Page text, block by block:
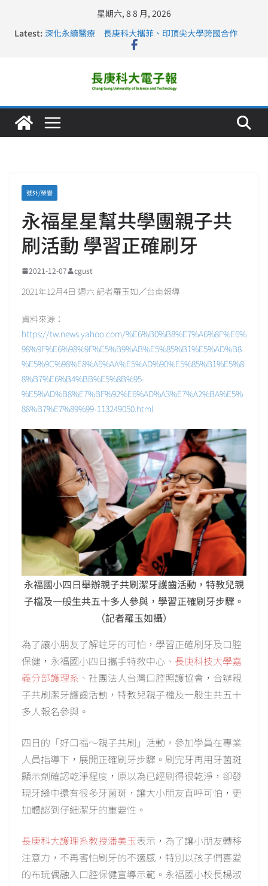
星期六, 8 8 月, 2026
Latest: 深化永續醫療 長庚科大攜菲、印頂尖大學跨國合作
長庚科大訪凱瑟醫療集團、美容學校收穫豐
仁德醫專與長庚科大締結策略聯盟 培育護理尖兵
長庚科大連四年穩居《遠見》醫學大學第5名 辦學實力再
號外/榮譽
永福星星幫共學團親子共
刷活動 學習正確刷牙
2021-12-07 cgust
2021年12月4日 週六 記者羅玉如／台南報導
資料來源：
https://tw.news.yahoo.com/%E6%B0%B8%E7%A6%8F%E6%
98%9F%E6%98%9F%E5%B9%AB%E5%85%B1%E5%AD%B8
%E5%9C%98%E8%A6%AA%E5%AD%90%E5%85%B1%E5%8
8%B7%E6%B4%BB%E5%8B%95-
%E5%AD%B8%E7%BF%92%E6%AD%A3%E7%A2%BA%E5%
88%B7%E7%89%99-113249050.html
永福國小四日舉辦親子共刷潔牙護齒活動，特教兒親
子檔及一般生共五十多人參與，學習正確刷牙步驟。
（記者羅玉如攝）
為了讓小朋友了解蛀牙的可怕，學習正確刷牙及口腔
保健，永福國小四日攜手特教中心、 長庚科技大學嘉
義分部護理系 、社團法人台灣口腔照護協會，合辦親
子共刷潔牙護齒活動，特教兒親子檔及一般生共五十
多人報名參與。
四日的「好口福～親子共刷」活動，參加學員在專業
人員指導下，展開正確刷牙步驟。刷完牙再用牙菌斑
顯示劑確認乾淨程度，原以為已經刷得很乾淨，卻發
現牙縫中還有很多牙菌斑，讓大小朋友直呼可怕，更
加體認到仔細潔牙的重要性。
長庚科大護理系教授潘美玉表示，為了讓小朋友轉移
注意力，不再害怕刷牙的不適感，特別以孩子們喜愛
的布玩偶融入口腔保健宣導示範。永福國小校長楊淑